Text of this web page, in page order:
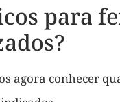
para
agora conhecer